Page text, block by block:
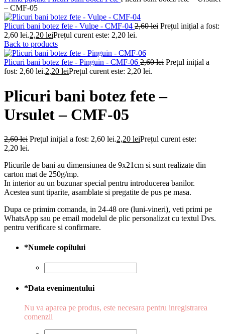
– CMF-05
Plicuri bani botez fete - Vulpe - CMF-04 2,60lei Prețul inițial a fost:
2,60 lei.2,20 leiPrețul curent este: 2,20 lei.
Back to products
Plicuri bani botez fete - Pinguin - CMF-06 2,60lei Prețul inițial a
fost: 2,60 lei.2,20 leiPrețul curent este: 2,20 lei.
Plicuri bani botez fete –
Ursulet – CMF-05
2,60lei Prețul inițial a fost: 2,60 lei.2,20 leiPrețul curent este:
2,20 lei.
Plicurile de bani au dimensiunea de 9x21cm si sunt realizate din
carton mat de 250g/mp.
In interior au un buzunar special pentru introducerea banilor.
Acestea sunt tiparite, asamblate si pregatite de pus pe masa.
Dupa ce primim comanda, in 24-48 ore (luni-vineri), veti primi pe
WhatsApp sau pe email modelul de plic personalizat cu textul Dvs.
pentru verificare si confirmare.
*Numele copilului
*Data evenimentului
Nu va aparea pe produs, este necesara pentru inregistrarea
comenzii